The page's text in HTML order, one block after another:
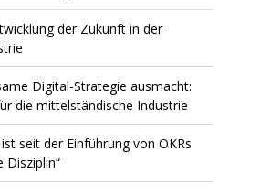
der Zukunft in der
Digital-Strategie ausmacht:
die mittelständische Industrie
seit der Einführung von OKRs
Disziplin“